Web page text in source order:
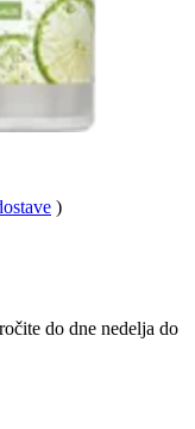
)
do dne nedelja do